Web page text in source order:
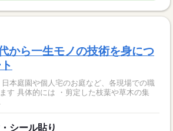
から一生モノの技術を身につ
日本庭園や個人宅のお庭など、各現場での職
す 具体的には ・剪定した枝葉や草木の集
シール貼り